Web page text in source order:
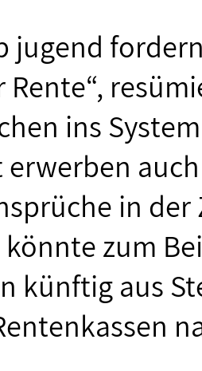
jugend
ins
in
zum
künftig aus